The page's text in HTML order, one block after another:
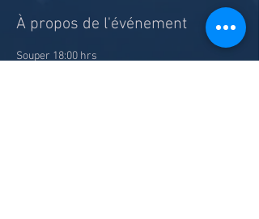
À propos de l'événement
Souper 18:00 hrs